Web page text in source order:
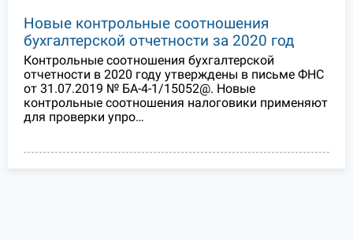
Новые контрольные соотношения
бухгалтерской отчетности за 2020 год
Контрольные соотношения бухгалтерской
отчетности в 2020 году утверждены в письме ФНС
от 31.07.2019 № БА-4-1/15052@. Новые
контрольные соотношения налоговики применяют
для проверки упро…